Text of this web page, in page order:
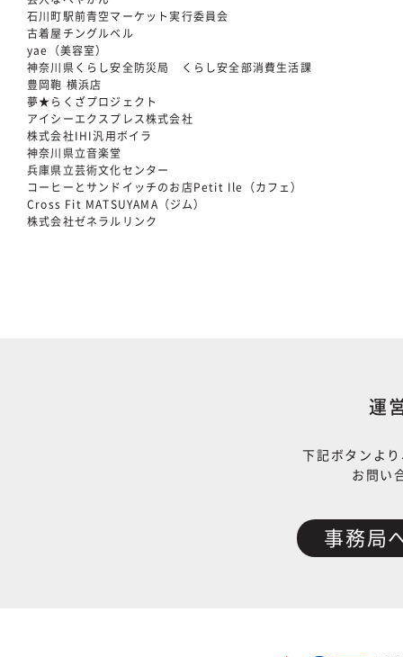
石川町駅前青空マーケット実行委員会
古着屋チングルベル
yae（美容室）
神奈川県くらし安全防災局 くらし安全部消費生活課
豊岡鞄 横浜店
夢★らくざプロジェクト
アイシーエクスプレス株式会社
株式会社IHI汎用ボイラ
神奈川県立音楽堂
兵庫県立芸術文化センター
コーヒーとサンドイッチのお店Petit Ile（カフェ）
Cross Fit MATSUYAMA（ジム）
株式会社ゼネラルリンク
運
下記ボタンよ
お問い
事務局